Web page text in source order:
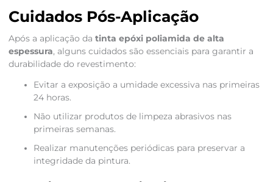
Cuidados Pós-Aplicação
Após a aplicação da tinta epóxi poliamida de alta
espessura, alguns cuidados são essenciais para garantir a
durabilidade do revestimento:
Evitar a exposição a umidade excessiva nas primeiras
24 horas.
Não utilizar produtos de limpeza abrasivos nas
primeiras semanas.
Realizar manutenções periódicas para preservar a
integridade da pintura.